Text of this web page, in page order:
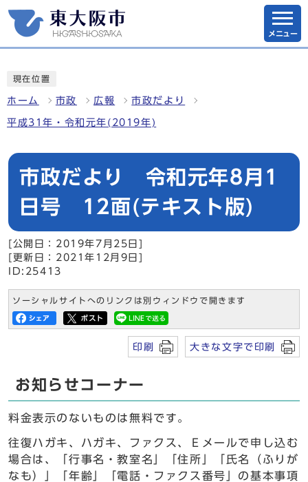
メニュー
現在位置
ホーム 市政 広報 市政だより
平成31年・令和元年(2019年)
市政だより 令和元年8月1
日号 12面(テキスト版)
[公開日：2019年7月25日]
[更新日：2021年12月9日]
ID:25413
ソーシャルサイトへのリンクは別ウィンドウで開きます
印刷 大きな文字で印刷
お知らせコーナー
料金表示のないものは無料です。
往復ハガキ、ハガキ、ファクス、Ｅメールで申し込む
場合は、「行事名・教室名」「住所」「氏名（ふりが
なも）」「年齢」「電話・ファクス番号」の基本事項